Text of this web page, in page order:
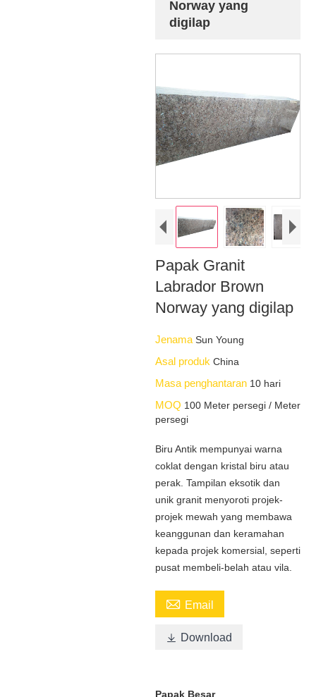
Norway yang
digilap
Papak Granit
Labrador Brown
Norway yang digilap
JenamaSun Young
Asal produkChina
Masa penghantaran 10 hari
MOQ 100 Meter persegi / Meter
persegi
Biru Antik mempunyai warna
coklat dengan kristal biru atau
perak. Tampilan eksotik dan
unik granit menyoroti projek-
projek mewah yang membawa
keanggunan dan keramahan
kepada projek komersial, seperti
pusat membeli-belah atau vila.
 Email
 Download